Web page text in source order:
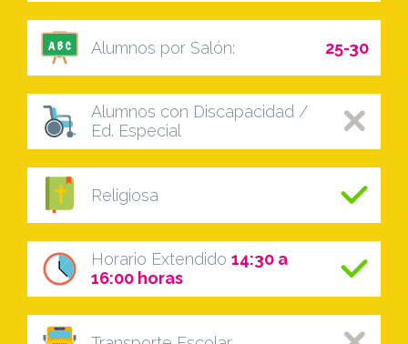
Alumnos por Salón: 25-30
Alumnos con Discapacidad /
Ed. Especial
Religiosa
Horario Extendido 14:30 a
16:00 horas